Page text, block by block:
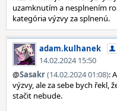
uzamknutím a nesplnením
kategória výzvy za splnenú.
adam.kulhanek
14.02.2024 15:50
@Sasakr(14.02.2024 01:08):
výzvy, ale za sebe bych řekl,
stačit nebude.